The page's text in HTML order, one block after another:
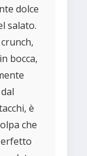
dolce
salato.
bocca,
è
che